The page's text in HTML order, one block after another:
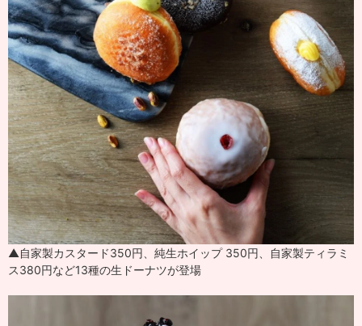
▲自家製カスタード350円、純生ホイップ 350円、自家製ティラミ
ス380円など13種の生ドーナツが登場